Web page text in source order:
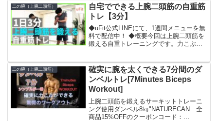
炎って言われたら、「そうそう、それ
だ！」って思いません？...
二の腕（上腕二頭筋）
自宅でできる上腕二頭筋の自重筋
トレ【3分】
◆uFit公式LINEにて、1週間メニューを無
料で配信中！ ◆概要今回は上腕二頭筋を
鍛える自重トレーニングです。力こぶに
きますよ。また、上腕二頭筋は自重で鍛
えにくい筋肉...
二の腕（上腕二頭筋）
確実に腕を太くできる7分間のダ
ンベルトレ[7Minutes Biceps
Workout]
上腕二頭筋を鍛えるサーキットトレーニ
ング使用ダンベル8㎏"NATURECAN 全
商品15%OFFのクーポンコード：